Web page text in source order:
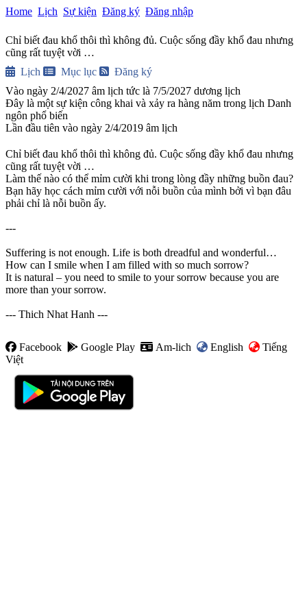
Home Lịch Sự kiện Đăng ký Đăng nhập
Chỉ biết đau khổ thôi thì không đủ. Cuộc sống đầy khổ đau nhưng
cũng rất tuyệt vời …
Lịch
Mục lục
Đăng ký
Vào ngày 2/4/2027 âm lịch tức là 7/5/2027 dương lịch
Đây là một sự kiện công khai và xảy ra hàng năm trong lịch Danh
ngôn phổ biến
Lần đầu tiên vào ngày 2/4/2019 âm lịch
Chỉ biết đau khổ thôi thì không đủ. Cuộc sống đầy khổ đau nhưng
cũng rất tuyệt vời …
Làm thế nào có thể mỉm cười khi trong lòng đầy những buồn đau?
Bạn hãy học cách mỉm cười với nỗi buồn của mình bởi vì bạn đâu
phải chỉ là nỗi buồn ấy.
---
Suffering is not enough. Life is both dreadful and wonderful…
How can I smile when I am filled with so much sorrow?
It is natural – you need to smile to your sorrow because you are
more than your sorrow.
--- Thich Nhat Hanh ---
Facebook Google Play Am-lich English
Tiếng
Việt